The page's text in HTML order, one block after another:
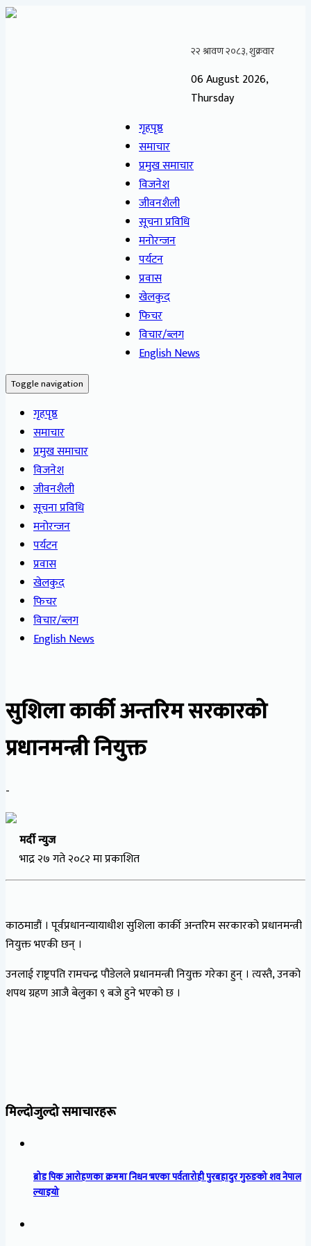
06 August 2026,
Thursday
गृहपृष्ठ
समाचार
प्रमुख समाचार
विजनेश
जीवनशैली
सूचना प्रविधि
मनोरन्जन
पर्यटन
प्रवास
खेलकुद
फिचर
विचार/ब्लग
English News
Toggle navigation
गृहपृष्ठ
समाचार
प्रमुख समाचार
विजनेश
जीवनशैली
सूचना प्रविधि
मनोरन्जन
पर्यटन
प्रवास
खेलकुद
फिचर
विचार/ब्लग
English News
सुशिला कार्की अन्तरिम सरकारको
प्रधानमन्त्री नियुक्त
-
मर्दी न्युज
भाद्र २७ गते २०८२ मा प्रकाशित
काठमाडौं । पूर्वप्रधानन्यायाधीश सुशिला कार्की अन्तरिम सरकारको प्रधानमन्त्री
नियुक्त भएकी छन् ।
उनलाई राष्ट्रपति रामचन्द्र पौडेलले प्रधानमन्त्री नियुक्त गरेका हुन् । त्यस्तै, उनको
शपथ ग्रहण आजै बेलुका ९ बजे हुने भएको छ ।
मिल्दोजुल्दो समाचारहरू
ब्रोड पिक आरोहणका क्रममा निधन भएका पर्वतारोही पुरबहादुर गुरुङको शव नेपाल
ल्याइयो